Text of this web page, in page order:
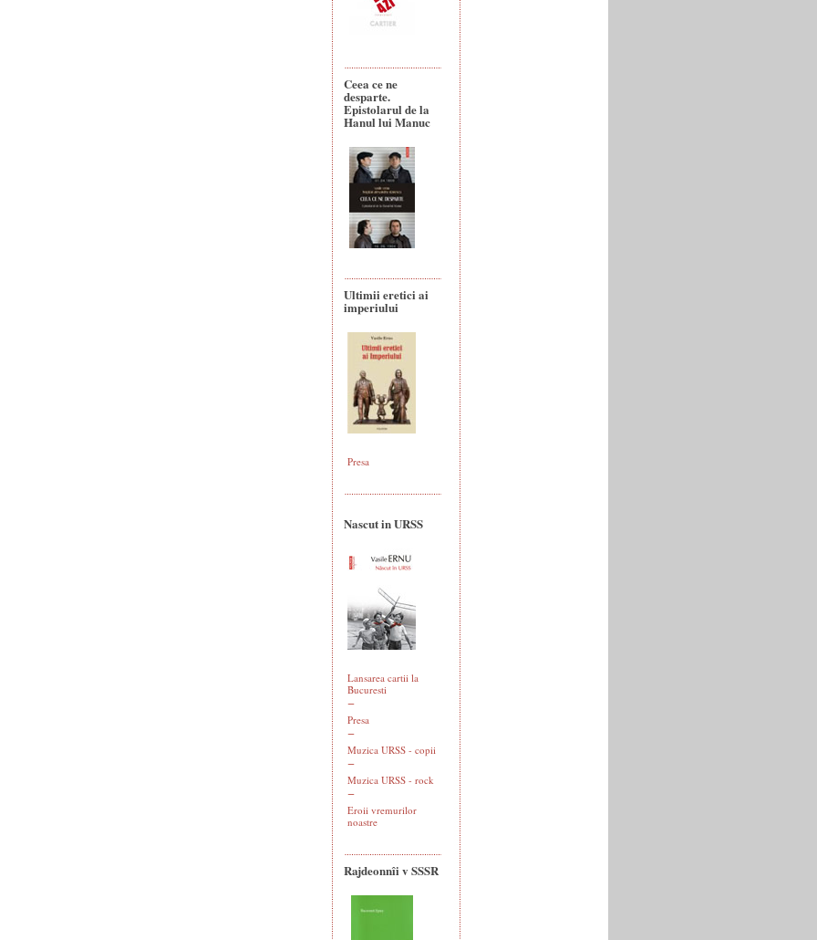
Ceea ce ne
desparte.
Epistolarul de la
Hanul lui Manuc
Ultimii eretici ai
imperiului
Presa
Nascut in URSS
Lansarea cartii la
Bucuresti
Presa
Muzica URSS - copii
Muzica URSS - rock
Eroii vremurilor
noastre
Rajdeonnîi v SSSR